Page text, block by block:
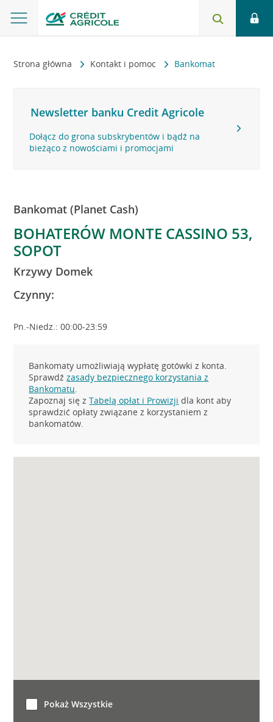
Strona główna Kontakt i pomoc Bankomat
Newsletter banku Credit Agricole
Dołącz do grona subskrybentów i bądź na
bieżąco z nowościami i promocjami
Bankomat (Planet Cash)
BOHATERÓW MONTE CASSINO 53,
SOPOT
Krzywy Domek
Czynny:
Pn.-Niedz.: 00:00-23:59
Bankomaty umożliwiają wypłatę gotówki z konta.
Sprawdźzasady bezpiecznego korzystania z
Bankomatu.
Zapoznaj się zTabelą opłat i Prowizji dla kont aby
sprawdzić opłaty związane z korzystaniem z
bankomatów.
Pokaż Wszystkie